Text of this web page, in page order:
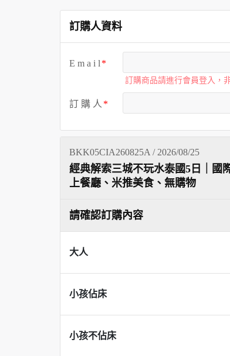
訂購人資料
E m a i l
訂購商品請進行會員登入，
訂 購 人
BKK05CIA260825A / 2026/08/25
經典解索三城不玩水泰國5日｜國
上餐廳、米推美食、無購物
請確認訂購內容
大人
小孩佔床
小孩不佔床